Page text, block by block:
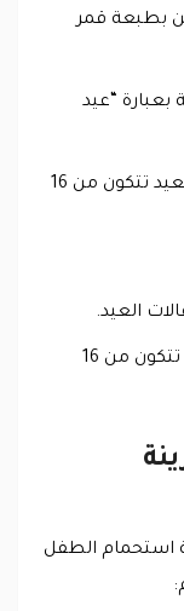
بطبعة قمر
بعبارة “عيد
مناديل مشروبات مناسبة لاحتفالات العيد تتكون من 16
العيد.
مناديل طعام مناسبة لاحتفالات العيد تتكون من 16
استحمام الطفل